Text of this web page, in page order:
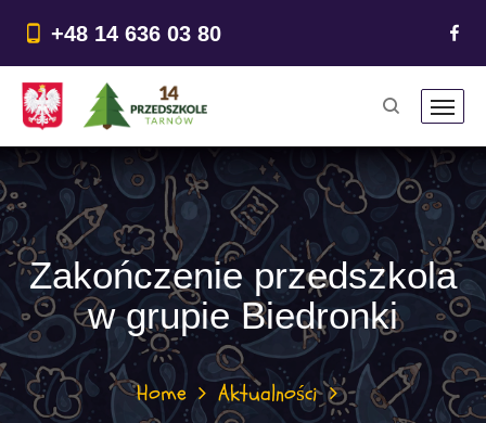
treści
+48 14 636 03 80
Zakończenie przedszkola
w grupie Biedronki
Home
Aktualności